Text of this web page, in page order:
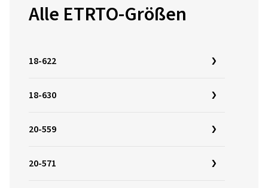
Alle ETRTO-Größen
18-622
18-630
20-559
20-571